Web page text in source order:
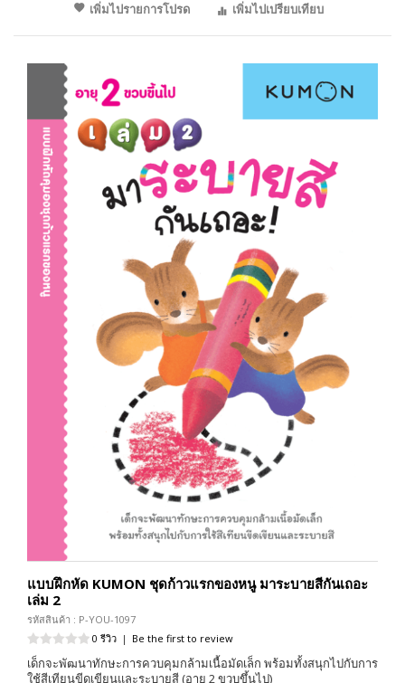
เพิ่มไปรายการโปรด
เพิ่มไปเปรียบเทียบ
แบบฝึกหัด KUMON ชุดก้าวแรกของหนู มาระบายสีกันเถอะ
เล่ม 2
รหัสสินค้า : P-YOU-1097
0 รีวิว | Be the first to review
เด็กจะพัฒนาทักษะการควบคุมกล้ามเนื้อมัดเล็ก พร้อมทั้งสนุกไปกับการ
ใช้สีเทียนขีดเขียนและระบายสี (อายุ 2 ขวบขึ้นไป)